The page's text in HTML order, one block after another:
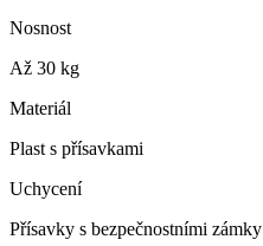
Nosnost
Až 30 kg
Materiál
Plast s přísavkami
Uchycení
Přísavky s bezpečnostními zámky